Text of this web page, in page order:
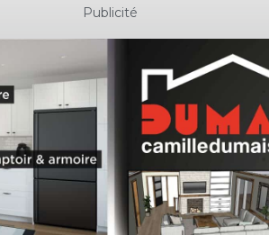
Publicité